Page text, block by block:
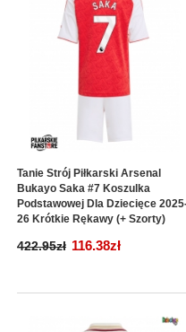
Tanie Strój Piłkarski Arsenal
Bukayo Saka #7 Koszulka
Podstawowej Dla Dziecięce
26 Krótkie Rękawy (+ Szorty)
422.95zł 116.38zł